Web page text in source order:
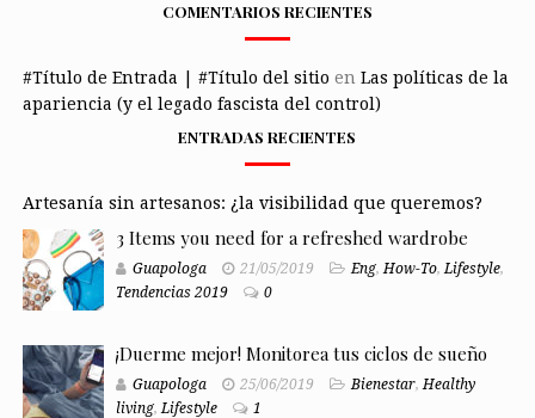
COMENTARIOS RECIENTES
#Título de Entrada | #Título del sitio en Las políticas de la
apariencia (y el legado fascista del control)
ENTRADAS RECIENTES
Artesanía sin artesanos: ¿la visibilidad que queremos?
3 Items you need for a refreshed wardrobe
Guapologa 21/05/2019 Eng,How-To,Lifestyle,
Tendencias 2019
0
¡Duerme mejor! Monitorea tus ciclos de sueño
Guapologa 25/06/2019 Bienestar,Healthy
living,Lifestyle 1